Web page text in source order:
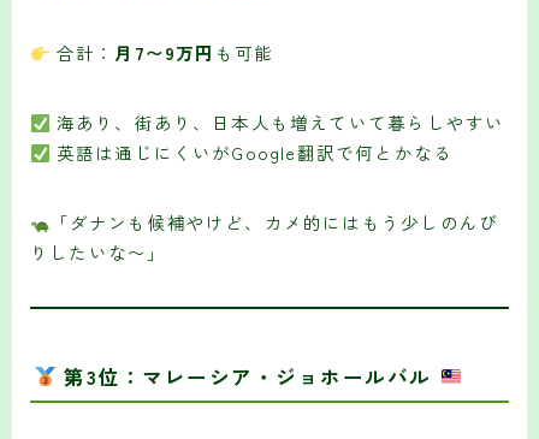
合計： 月7〜9万円 も可能
海あり、街あり、日本人も増えていて暮らしやすい
英語は通じにくいがGoogle翻訳で何とかなる
「ダナンも候補やけど、カメ的にはもう少しのんび
りしたいな〜」
第3位：マレーシア・ジョホールバル